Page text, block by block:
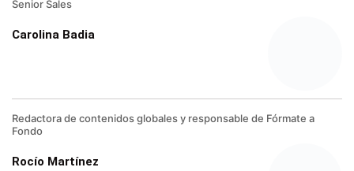
Senior Sales
Carolina Badia
Redactora de contenidos globales y responsable de Fórmate a
Fondo
Rocío Martínez